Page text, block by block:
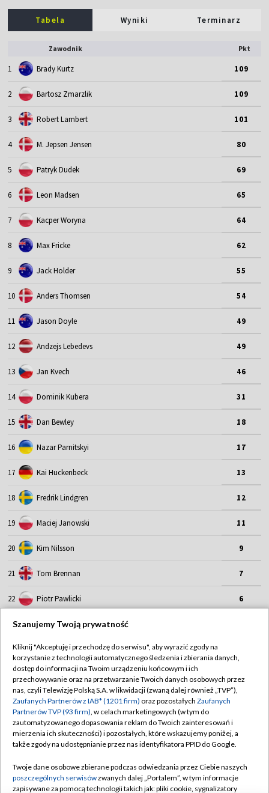
Tabela Wyniki Terminarz
Zawodnik Pkt
1 Brady Kurtz 109
2 Bartosz Zmarzlik 109
3 Robert Lambert 101
4 M. Jepsen Jensen 80
5 Patryk Dudek 69
6 Leon Madsen 65
7 Kacper Woryna 64
8 Max Fricke 62
9 Jack Holder 55
10 Anders Thomsen 54
11 Jason Doyle 49
12 Andzejs Lebedevs 49
13 Jan Kvech 46
14 Dominik Kubera 31
15 Dan Bewley 18
16 Nazar Parnitskyi 17
17 Kai Huckenbeck 13
18 Fredrik Lindgren 12
19 Maciej Janowski 11
20 Kim Nilsson 9
21 Tom Brennan 7
22 Piotr Pawlicki 6
23 Norick Bloedorn
24 Adam Bednar
25 Marcel Kowolik
TVP
Abonament TVP
Regulamin TVP
Szanujemy Twoją prywatność
Kliknij "Akceptuję i przechodzę do serwisu", aby wyrazić zgody na
korzystanie z technologii automatycznego śledzenia i zbierania danych,
dostęp do informacji na Twoim urządzeniu końcowym i ich
przechowywanie oraz na przetwarzanie Twoich danych osobowych przez
nas, czyli Telewizję Polską S.A. w likwidacji (zwaną dalej również „TVP”),
Zaufanych Partnerów z IAB* (1201 firm) oraz pozostałych Zaufanych
Partnerów TVP (93 firm), w celach marketingowych (w tym do
zautomatyzowanego dopasowania reklam do Twoich zainteresowań i
mierzenia ich skuteczności) i pozostałych, które wskazujemy poniżej, a
także zgody na udostępnianie przez nas identyfikatora PPID do Google.
Twoje dane osobowe zbierane podczas odwiedzania przez Ciebie naszych
poszczególnych serwisówzwanych dalej „Portalem”, w tym informacje
zapisywane za pomocą technologii takich jak: pliki cookie, sygnalizatory